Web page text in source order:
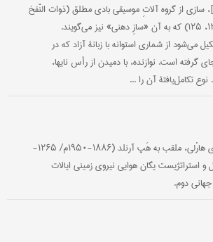
آرْمونیقی [ārmūnīqī]، سازی از گروه آلاتِ موسیقی بادی مطلق (ذوات النّفخ
مطلق، نک‍ : مراغی، ۱۲۴، ۱۲۵) که به آن «سازِ دهنی» نیز می‌گویند.
می‌شود از شماری استوانه با زبانۀ آزاد که در
گرفته است. نوازنده، با دمیدن از رأس نایها،
تکامل‌یافتۀ آن را ...
آرْنِلْد [ārneld]، هِنری هارْلی، ملقب به هَپ آرنلد (۱۸۸۶-۱۹۵۰م/ ۱۲۶۵-
و استراتژیست یگان هوایی نیروی زمینی ایالات
دوم.